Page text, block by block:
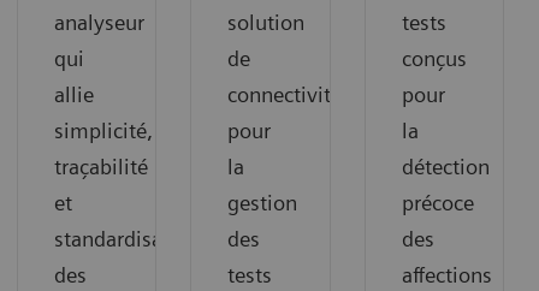
analyseur
qui
allie
simplicité,
traçabilité
et
standardisation
des
solution
de
connectivité
pour
la
gestion
des
tests
tests
conçus
pour
la
détection
précoce
des
affections